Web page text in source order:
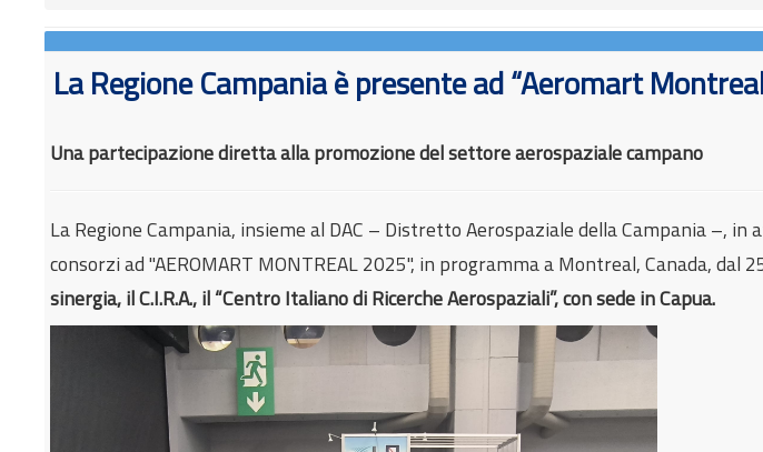
La Regione Campania è presente ad “Aeromart
Una partecipazione diretta alla promozione del settore aerospaziale campano
La Regione Campania, insieme al DAC – Distretto Aerospaziale della Campania –,
consorzi ad "AEROMART MONTREAL 2025", in programma a Montreal, Canada, dal
sinergia, il C.I.R.A., il “Centro Italiano di Ricerche Aerospaziali”, con sede in Capua.